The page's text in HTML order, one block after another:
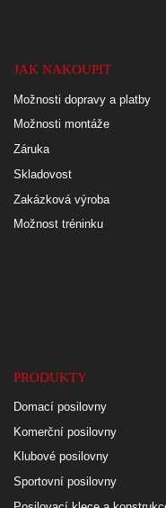
JAK NAKOUPIT
Možnosti dopravy a platby
Možnosti montáže
Záruka
Skladovost
Zakázková výroba
Možnost tréninku
PRODUKTY
Domací posilovny
Komerční posilovny
Klubové posilovny
Sportovní posilovny